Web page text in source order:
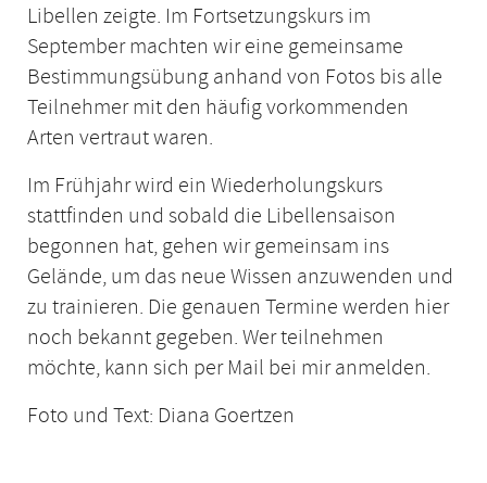
Libellen zeigte. Im Fortsetzungskurs im
September machten wir eine gemeinsame
Bestimmungsübung anhand von Fotos bis alle
Teilnehmer mit den häufig vorkommenden
Arten vertraut waren.
Im Frühjahr wird ein Wiederholungskurs
stattfinden und sobald die Libellensaison
begonnen hat, gehen wir gemeinsam ins
Gelände, um das neue Wissen anzuwenden und
zu trainieren. Die genauen Termine werden hier
noch bekannt gegeben. Wer teilnehmen
möchte, kann sich per Mail bei mir anmelden.
Foto und Text: Diana Goertzen